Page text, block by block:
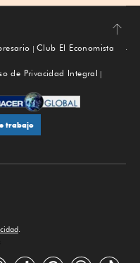
Subir
Club El Economista
de Privacidad Integral
trabajo
.